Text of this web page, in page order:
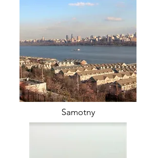
Samotny